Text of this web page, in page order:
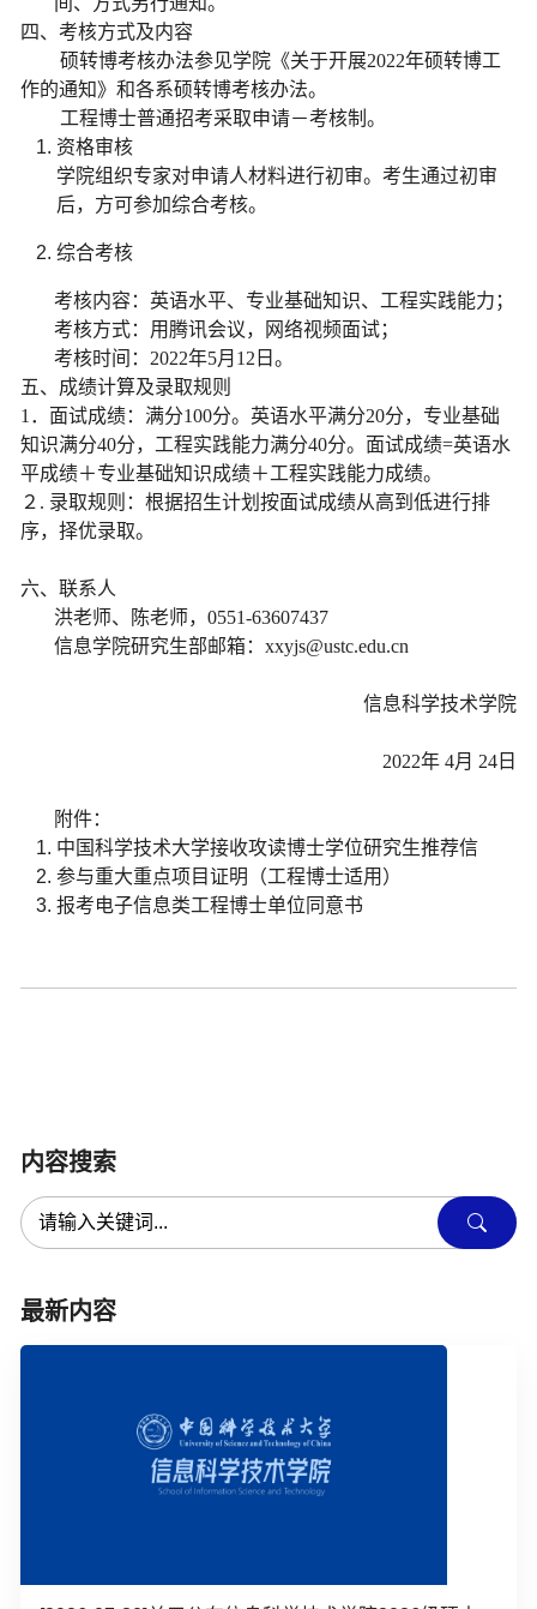
四、考核方式及内容
硕转博考核办法参见学院《关于开展2022年硕转博工
作的通知》和各系硕转博考核办法。
工程博士普通招考采取申请－考核制。
资格审核
学院组织专家对申请人材料进行初审。考生通过初审
后，方可参加综合考核。
综合考核
考核内容：英语水平、专业基础知识、工程实践能力；
考核方式：用腾讯会议，网络视频面试；
考核时间： 2022年5月 12 日。
五、成绩计算及录取规则
1 ．面试成绩：满分100分。英语水平满分20分，专业基础
知识满分40分，工程实践能力满分40分。面试成绩=英语水
平成绩＋专业基础知识成绩＋工程实践能力成绩。
２ . 录取规则：根据招生计划按面试成绩从高到低进行排
序，择优录取。
六、联系人
洪老师、陈老师，0551-63607437
信息学院研究生部邮箱：xxyjs@ustc.edu.cn
信息科学技术学院
2022年 4月 24 日
附件：
中国科学技术大学接收攻读博士学位研究生推荐信
参与重大重点项目证明（工程博士适用）
报考电子信息类工程博士单位同意书
内容搜索
最新内容